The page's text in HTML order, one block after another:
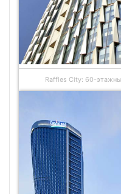
Raffles City: 60-